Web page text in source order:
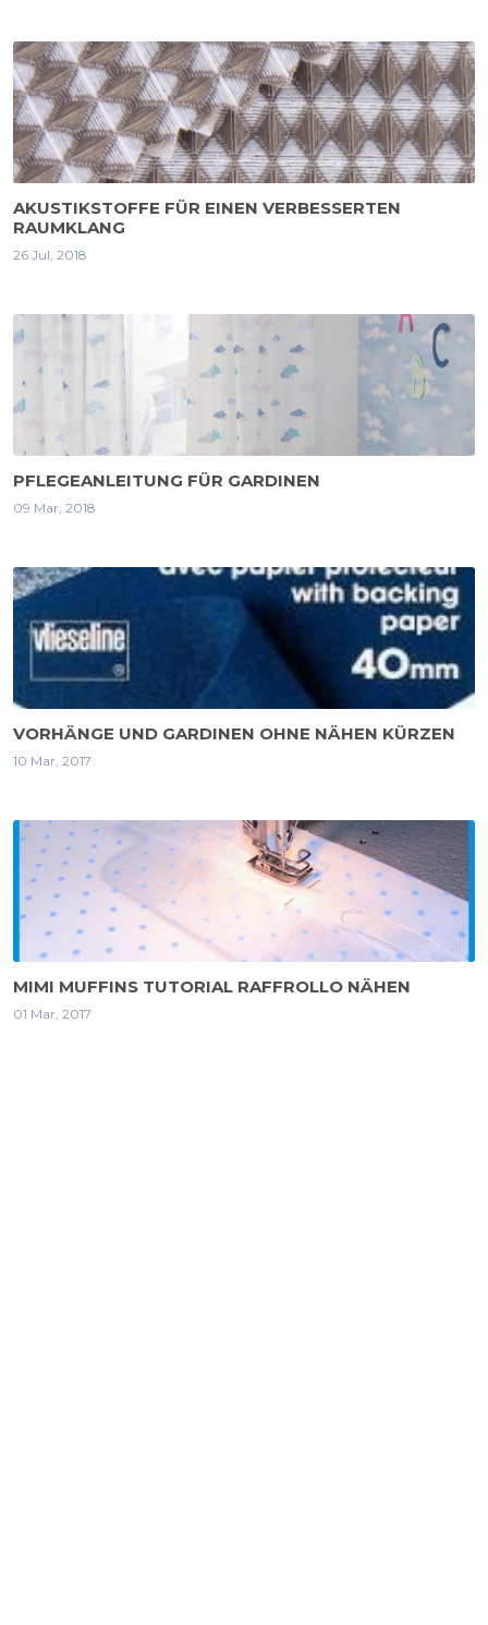
AKUSTIKSTOFFE FÜR EINEN VERBESSERTEN
RAUMKLANG
26 Jul, 2018
PFLEGEANLEITUNG FÜR GARDINEN
09 Mar, 2018
VORHÄNGE UND GARDINEN OHNE NÄHEN KÜRZEN
10 Mar, 2017
MIMI MUFFINS TUTORIAL RAFFROLLO NÄHEN
01 Mar, 2017